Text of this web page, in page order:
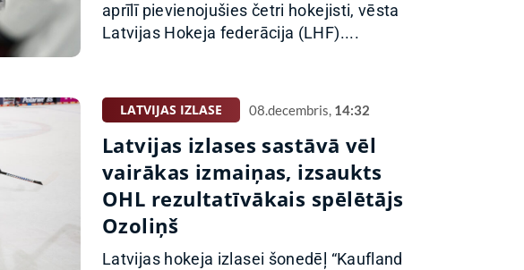
aprīlī pievienojušies četri hokejisti, vēsta
Latvijas Hokeja federācija (LHF)....
LATVIJAS IZLASE 08.decembris, 14:32
Latvijas izlases sastāvā vēl
vairākas izmaiņas, izsaukts
OHL rezultatīvākais spēlētājs
Ozoliņš
Latvijas hokeja izlasei šonedēļ “Kaufland